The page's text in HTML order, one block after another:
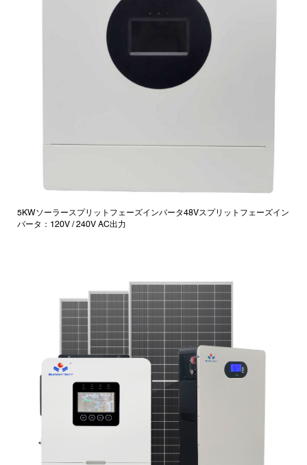
5KWソーラースプリットフェーズインバータ48Vスプリットフェーズイン
バータ：120V / 240V AC出力